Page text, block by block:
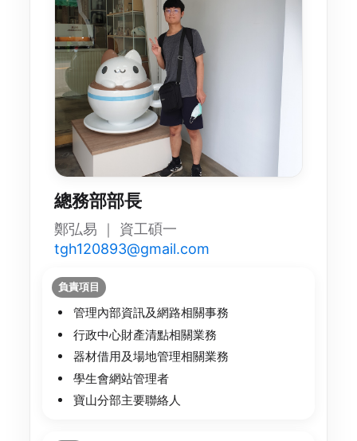
總務部部長
鄭弘易 ｜ 資工碩一
tgh120893@gmail.com
負責項目
管理內部資訊及網路相關事務
行政中心財產清點相關業務
器材借用及場地管理相關業務
學生會網站管理者
寶山分部主要聯絡人